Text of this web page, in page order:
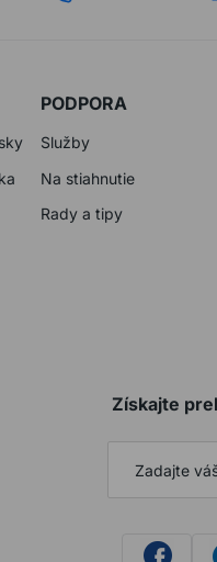
PODPORA
Služby
Na stiahnutie
Rady a tipy
Získajte